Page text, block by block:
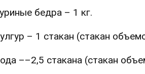
бедра – 1 кг.
– 1 стакан (стакан
––2,5 стакана (стакан